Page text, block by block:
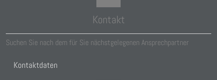
Kontakt
Suchen Sie nach dem für Sie nächstgelegenen Ansprechpartner
Kontaktdaten